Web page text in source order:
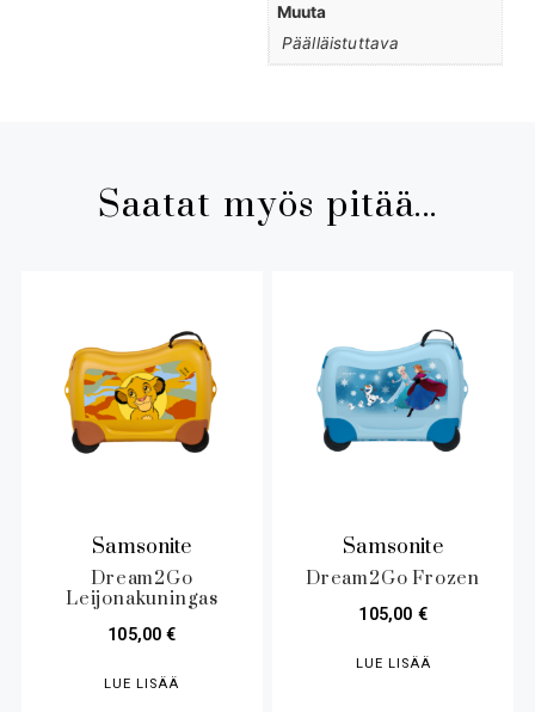
Muuta
Päälläistuttava
Saatat myös pitää...
Samsonite
Dream2Go
Leijonakuningas
105,00€
LUE LISÄÄ
Samsonite
Dream2Go Frozen
105,00 €
LUE LISÄÄ